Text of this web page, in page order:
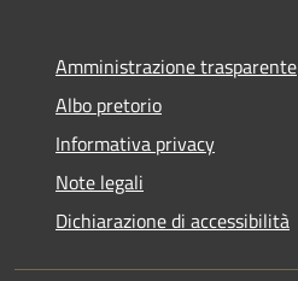
Amministrazione trasparente
Albo pretorio
Informativa privacy
Note legali
Dichiarazione di accessibilità